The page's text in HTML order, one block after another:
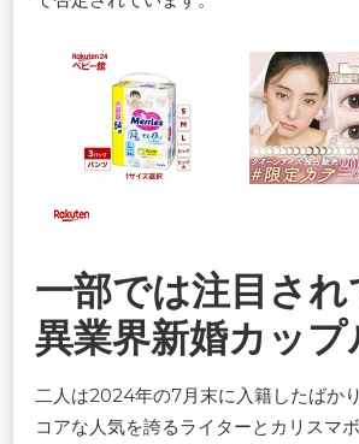
一部では注目さ
異業界新婚カッ
二人は2024年の7月末に入籍したばかり
コアな人気を誇るライターとカリスマ